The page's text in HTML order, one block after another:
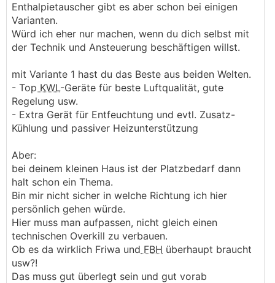
Enthalpietauscher gibt es aber schon bei einigen
Varianten.
Würd ich eher nur machen, wenn du dich selbst mit
der Technik und Ansteuerung beschäftigen willst.
mit Variante 1 hast du das Beste aus beiden Welten.
- Top KWL-Geräte für beste Luftqualität, gute
Regelung usw.
- Extra Gerät für Entfeuchtung und evtl. Zusatz-
Kühlung und passiver Heizunterstützung
Aber:
bei deinem kleinen Haus ist der Platzbedarf dann
halt schon ein Thema.
Bin mir nicht sicher in welche Richtung ich hier
persönlich gehen würde.
Hier muss man aufpassen, nicht gleich einen
technischen Overkill zu verbauen.
Ob es da wirklich Friwa und FBH überhaupt braucht
usw?!
Das muss gut überlegt sein und gut vorab